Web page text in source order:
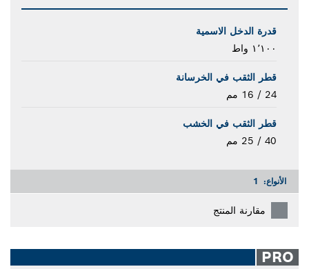
قدرة الدخل الاسمية
١٬١٠٠ واط
قطر الثقب في الخرسانة
24 / 16 مم
قطر الثقب في الخشب
40 / 25 مم
الأنواع: 1
مقارنة المنتج
PRO